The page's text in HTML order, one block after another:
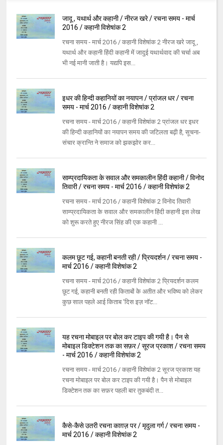
जादू , यथार्थ और कहानी / नीरज खरे / रचना समय - मार्च
2016 / कहानी विशेषांक 2
रचना समय - मार्च 2016 / कहानी विशेषांक 2 नीरज खरे जादू ,
यथार्थ और कहानी हिंदी कहानी में जादुई यथार्थवाद की चर्चा अब
भी नई मानी जाती है। यद्यपि इस...
इधर की हिन्दी कहानियों का नयापन / प्रांजल धर / रचना
समय - मार्च 2016 / कहानी विशेषांक 2
रचना समय - मार्च 2016 / कहानी विशेषांक 2 प्रांजल धर इधर
की हिन्दी कहानियों का नयापन समय की जटिलता बढ़ी है, सूचना-
संचार क्रान्ति ने समाज को झकझोर कर...
साम्प्रदायिकता के सवाल और समकालीन हिंदी कहानी / विनोद
तिवारी / रचना समय - मार्च 2016 / कहानी विशेषांक 2
रचना समय - मार्च 2016 / कहानी विशेषांक 2 विनोद तिवारी
साम्प्रदायिकता के सवाल और समकालीन हिंदी कहानी इस लेख
को शुरू करते हुए नीरज सिंह की एक कहानी ...
कलम छूट गई, कहानी बनती रही / प्रियदर्शन / रचना समय -
मार्च 2016 / कहानी विशेषांक 2
रचना समय - मार्च 2016 / कहानी विशेषांक 2 प्रियदर्शन कलम
छूट गई, कहानी बनती रही किताबों के अतीत और भविष्य को लेकर
कुछ साल पहले आई किताब ‘दिस इज़ नॉट...
यह रचना मोबाइल पर बोल कर टाइप की गयी है। पैन से
मोबाइल डिक्टेशन तक का सफ़र / सूरज प्रकाश / रचना समय
- मार्च 2016 / कहानी विशेषांक 2
रचना समय - मार्च 2016 / कहानी विशेषांक 2 सूरज प्रकाश यह
रचना मोबाइल पर बोल कर टाइप की गयी है। पैन से मोबाइल
डिक्टेशन तक का सफ़र पहली बार तुकबंदी त...
कैसे-कैसे उतरी रचना काग़ज़ पर / मृदुला गर्ग / रचना समय -
मार्च 2016 / कहानी विशेषांक 2